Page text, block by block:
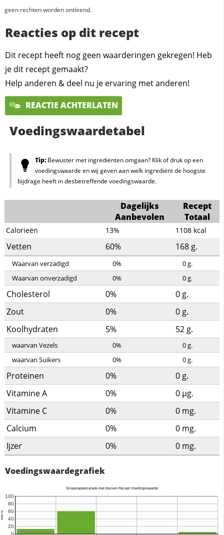
geen rechten worden ontleend.
Reacties op dit recept
Dit recept heeft nog geen waarderingen gekregen! Heb
je dit recept gemaakt?
Help anderen & deel nu je ervaring met anderen!
REACTIE ACHTERLATEN
Voedingswaardetabel
Tip:Bewuster met ingrediënten omgaan? Klik of druk op een
voedingswaarde en wij geven aan welk ingrediënt de hoogste
bijdrage heeft in desbetreffende voedingswaarde.
Dagelijks
Aanbevolen
Recept
Totaal
Calorieën 13% 1108 kcal
Vetten 60% 168 g.
Waarvan verzadigd 0% 0g.
Waarvan onverzadigd
0% 0g.
Cholesterol 0% 0 g.
Zout
0% 0 g.
Koolhydraten
5% 52 g.
waarvan Vezels 0% 0g.
waarvan Suikers
0% 0g.
Proteinen 0% 0 g.
Vitamine A
0% 0 µg.
Vitamine C
0% 0 mg.
Calcium
0% 0 mg.
Ijzer
0% 0 mg.
Voedingswaardegrafiek